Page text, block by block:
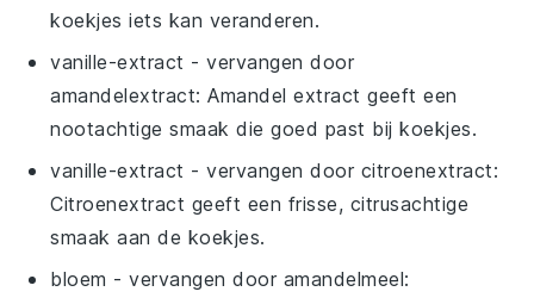
koekjes iets kan veranderen.
vanille-extract - vervangen door
amandelextract: Amandel extract geeft een
nootachtige smaak die goed past bij koekjes.
vanille-extract - vervangen door citroenextract:
Citroenextract geeft een frisse, citrusachtige
smaak aan de koekjes.
bloem - vervangen door amandelmeel: